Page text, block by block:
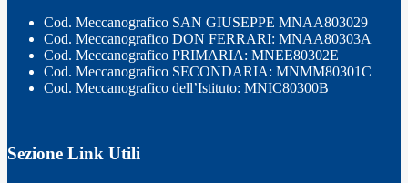
Cod. Meccanografico SAN GIUSEPPE MNAA803029
Cod. Meccanografico DON FERRARI: MNAA80303A
Cod. Meccanografico PRIMARIA: MNEE80302E
Cod. Meccanografico SECONDARIA: MNMM80301C
Cod. Meccanografico dell’Istituto: MNIC80300B
Sezione Link Utili